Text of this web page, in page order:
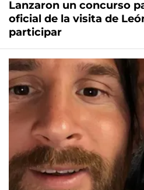
Lanzaron un concurso
oficial de la visita de
participar